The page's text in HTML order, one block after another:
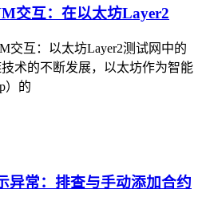
交互：在以太坊Layer2
交互：以太坊Layer2测试网中的
术的不断发展，以太坊作为智能
）的
异常：排查与手动添加合约